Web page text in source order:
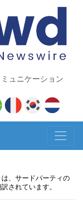
ュニケーション
、サードパーティの
されています。